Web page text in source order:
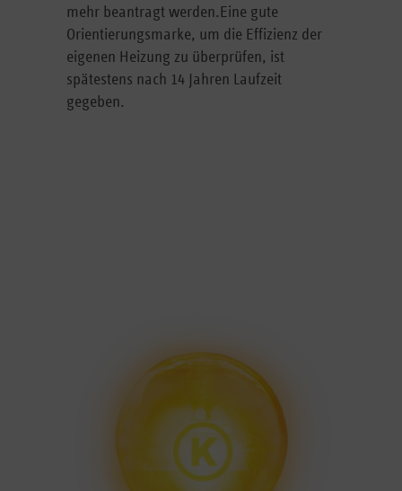
mehr beantragt werden.Eine gute
Orientierungsmarke, um die Effizienz der
eigenen Heizung zu überprüfen, ist
spätestens nach 14 Jahren Laufzeit
gegeben.